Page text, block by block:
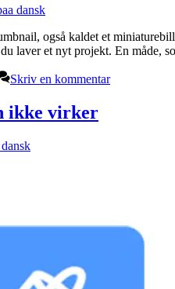
dansk
også kaldet et
laver et nyt projekt. En måde,
Skriv en kommentar
ikke virker